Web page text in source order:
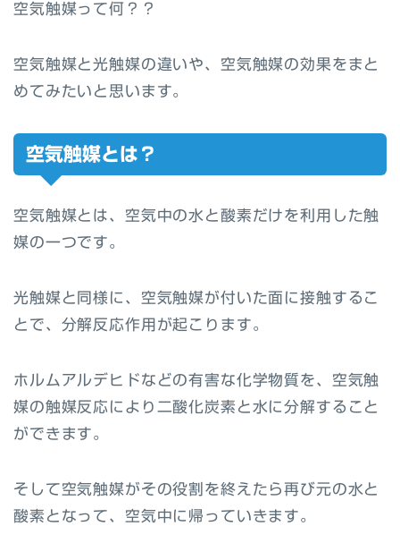
空気触媒って何？？
空気触媒と光触媒の違いや、空気触媒の効果をまと
めてみたいと思います。
空気触媒とは？
空気触媒とは、空気中の水と酸素だけを利用した触
媒の一つです。
光触媒と同様に、空気触媒が付いた面に接触するこ
とで、分解反応作用が起こります。
ホルムアルデヒドなどの有害な化学物質を、空気触
媒の触媒反応により二酸化炭素と水に分解すること
ができます。
そして空気触媒がその役割を終えたら再び元の水と
酸素となって、空気中に帰っていきます。